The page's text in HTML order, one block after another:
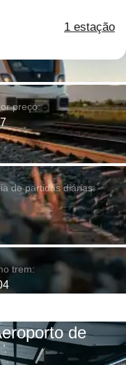
1 estação
preço:
de partidas diárias:
trem:
de